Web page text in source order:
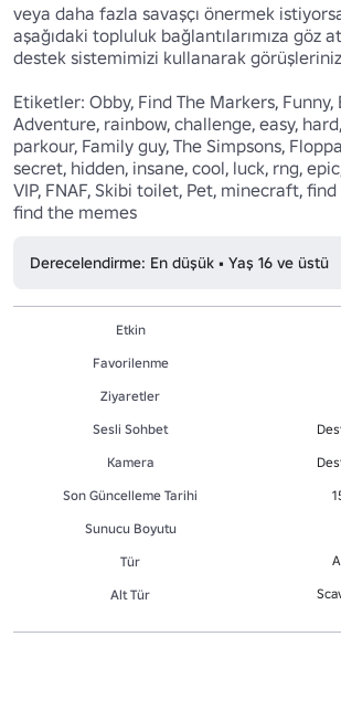
veya daha fazla savaşçı önermek
aşağıdaki topluluk bağlantılarımıza göz
destek sistemimizi kullanarak
Etiketler: Obby, Find The Markers, Funny,
Adventure, rainbow, challenge, easy,
parkour, Family guy, The Simpsons,
secret, hidden, insane, cool, luck, rng,
VIP, FNAF, Skibi toilet, Pet, minecraft,
Derecelendirme: En düşük • Yaş 16 ve üstü
Etkin
Favorilenme
Ziyaretler
Sesli Sohbet
Kamera
Son Güncelleme Tarihi
Sunucu Boyutu
Tür
Alt Tür